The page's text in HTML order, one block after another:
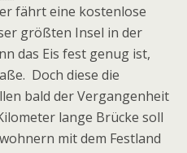
fährt eine kostenlose
größten Insel in der
das Eis fest genug ist,
Doch diese die
bald der Vergangenheit
lange Brücke soll
mit dem Festland